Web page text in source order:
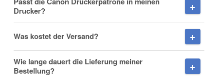
Drucker?
Was kostet der Versand?
Wie lange dauert die Lieferung meiner
Bestellung?